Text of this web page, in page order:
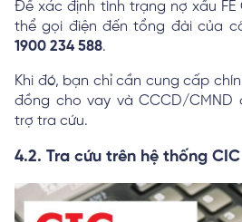
Để xác định tình trạng nợ xấu
thể gọi điện đến tổng đài của
1900 234 588.
Khi đó, bạn chỉ cần cung cấp
đồng cho vay và CCCD/CMND
trợ tra cứu.
4.2. Tra cứu trên hệ thống CIC